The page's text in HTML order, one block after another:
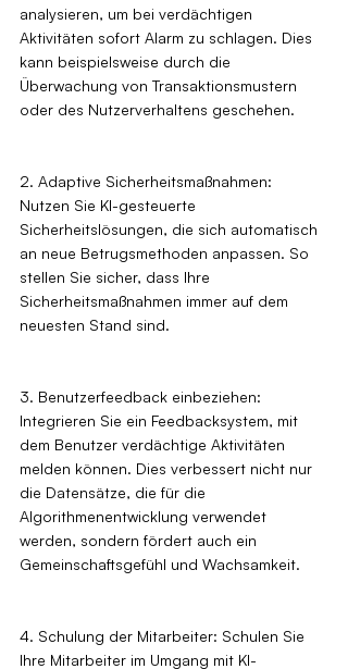
analysieren, um bei verdächtigen
Aktivitäten sofort Alarm zu schlagen. Dies
kann beispielsweise durch die
Überwachung von Transaktionsmustern
oder des Nutzerverhaltens geschehen.
2. Adaptive Sicherheitsmaßnahmen:
Nutzen Sie KI-gesteuerte
Sicherheitslösungen, die sich automatisch
an neue Betrugsmethoden anpassen. So
stellen Sie sicher, dass Ihre
Sicherheitsmaßnahmen immer auf dem
neuesten Stand sind.
3. Benutzerfeedback einbeziehen:
Integrieren Sie ein Feedbacksystem, mit
dem Benutzer verdächtige Aktivitäten
melden können. Dies verbessert nicht nur
die Datensätze, die für die
Algorithmenentwicklung verwendet
werden, sondern fördert auch ein
Gemeinschaftsgefühl und Wachsamkeit.
4. Schulung der Mitarbeiter: Schulen Sie
Ihre Mitarbeiter im Umgang mit KI-